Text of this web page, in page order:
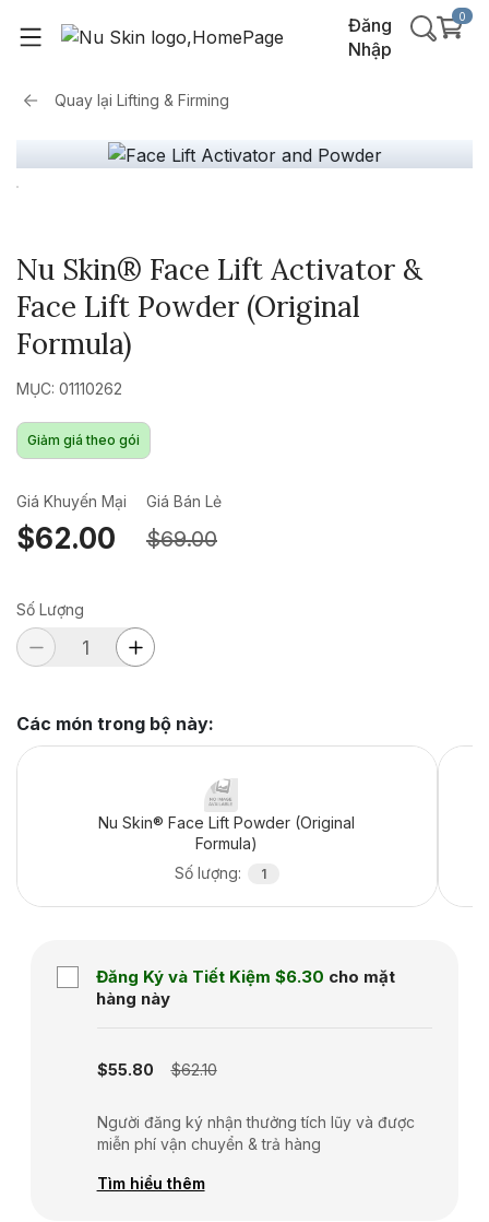
Đăng
Nhập
0
Quay lại Lifting & Firming
Nu Skin® Face Lift Activator &
Face Lift Powder (Original
Formula)
MỤC: 01110262
Giảm giá theo gói
Giá Khuyến Mại
$62.00
Giá Bán Lẻ
$69.00
Số Lượng
Các món trong bộ này:
Nu Skin® Face Lift Powder (Original
Formula)
Số lượng: 1
Đăng Ký và Tiết Kiệm $6.30 cho mặt
hàng này
$55.80 $62.10
Người đăng ký nhận thưởng tích lũy và được
miễn phí vận chuyển & trả hàng
Tìm hiểu thêm